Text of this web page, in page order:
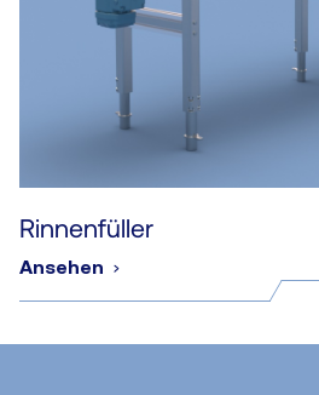
Rinnenfüller
Ansehen